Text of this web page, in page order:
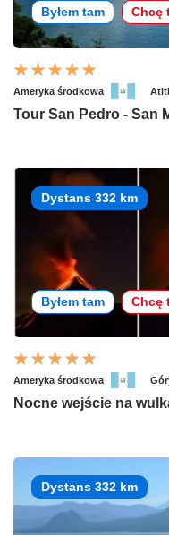
Byłem tam Chcę
Ameryka środkowa
Tour San Pedro - San
Dystans 332 km
Byłem tam Chcę
Ameryka środkowa
Nocne wejście na
Dystans 332 km